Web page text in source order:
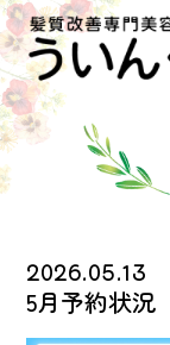
2026.05.13
5月予約状況